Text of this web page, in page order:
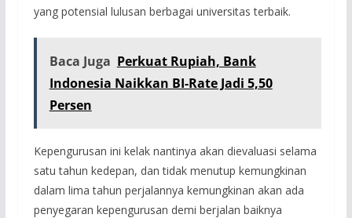
yang potensial lulusan berbagai universitas terbaik.
Baca Juga Perkuat Rupiah, Bank
Indonesia Naikkan BI-Rate Jadi 5,50
Persen
Kepengurusan ini kelak nantinya akan dievaluasi selama
satu tahun kedepan, dan tidak menutup kemungkinan
dalam lima tahun perjalannya kemungkinan akan ada
penyegaran kepengurusan demi berjalan baiknya